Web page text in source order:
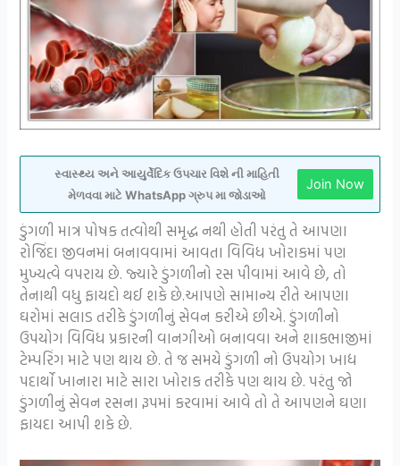
સ્વાસ્થ્ય અને આયુર્વેદિક ઉપચાર વિશે ની માહિતી
મેળવવા માટે WhatsApp ગ્રુપ મા જોડાઓ
Join Now
ડુંગળી માત્ર પોષક તત્વોથી સમૃદ્ધ નથી હોતી પરંતુ તે આપણા
રોજિંદા જીવનમાં બનાવવામાં આવતા વિવિધ ખોરાકમાં પણ
મુખ્યત્વે વપરાય છે. જ્યારે ડુંગળીનો રસ પીવામાં આવે છે, તો
તેનાથી વધુ ફાયદો થઈ શકે છે.આપણે સામાન્ય રીતે આપણા
ઘરોમાં સલાડ તરીકે ડુંગળીનું સેવન કરીએ છીએ. ડુંગળીનો
ઉપયોગ વિવિધ પ્રકારની વાનગીઓ બનાવવા અને શાકભાજીમાં
ટેમ્પરિંગ માટે પણ થાય છે. તે જ સમયે ડુંગળી નો ઉપયોગ ખાદ્ય
પદાર્થો ખાનારા માટે સારા ખોરાક તરીકે પણ થાય છે. પરંતુ જો
ડુંગળીનું સેવન રસના રૂપમાં કરવામાં આવે તો તે આપણને ઘણા
ફાયદા આપી શકે છે.